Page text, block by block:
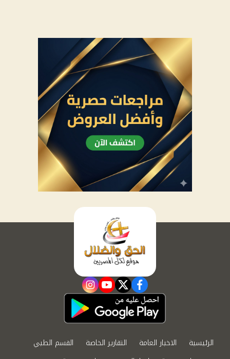
facebook
twitter
youtube
instagram
الرئيسية الاخبار العامة التقارير الخاصة
القسم الطبي